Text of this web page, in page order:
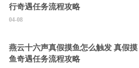
行奇遇任务流程攻略
04-08
燕云十六声真假摸鱼怎么触发 真假摸
鱼奇遇任务流程攻略